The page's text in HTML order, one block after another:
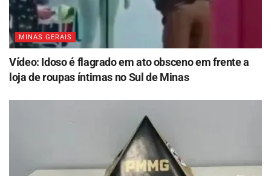
MINAS GERAIS
Vídeo: Idoso é flagrado em ato obsceno em frente a
loja de roupas íntimas no Sul de Minas